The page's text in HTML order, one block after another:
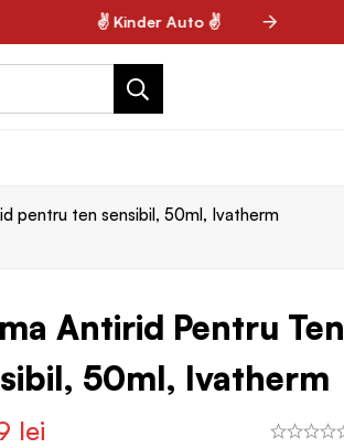
✌ Kinder Auto ✌
pentru ten sensibil, 50ml, Ivatherm
Antirid Pentru Ten
50ml, Ivatherm
lei